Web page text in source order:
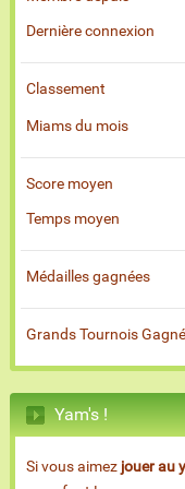
Dernière connexion
Classement
Miams du mois
Score moyen
Temps moyen
Médailles gagnées
Grands Tournois
Yam's !
Si vous aimez jouer au